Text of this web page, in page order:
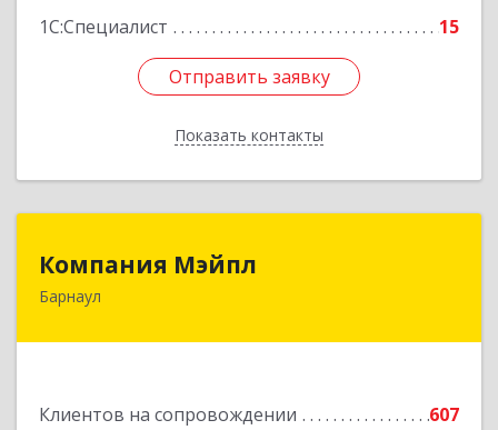
1С:Специалист
15
Отправить заявку
Показать контакты
Отправить заявку
Назад
Компания Мэйпл
Барнаул
Клиентов на сопровождении
607